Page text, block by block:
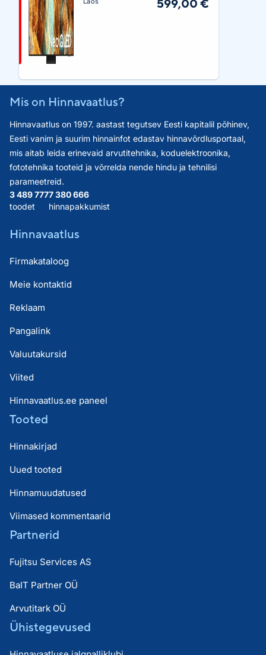
599,00 €
Mis on Hinnavaatlus?
Hinnavaatlus on 1997. aastast tegutsev Eesti kapitalil põhinev,
Eesti vanim ja suurim hinnainfot edastav hinnavõrdlusportaal,
mis aitab leida erinevaid arvutitehnika, koduelektroonika,
fototehnika tooteid ja võrrelda nende hindu ja tehnilisi
parameetreid.
3 489 777
toodet
7 380 666
hinnapakkumist
Hinnavaatlus
Firmakataloog
Meie kontaktid
Reklaam
Pangalink
Valuutakursid
Viited
Hinnavaatlus.ee paneel
Tooted
Hinnakirjad
Uued tooted
Hinnamuudatused
Viimased kommentaarid
Partnerid
Fujitsu Services AS
BaIT Partner OÜ
Arvutitark OÜ
Ühistegevused